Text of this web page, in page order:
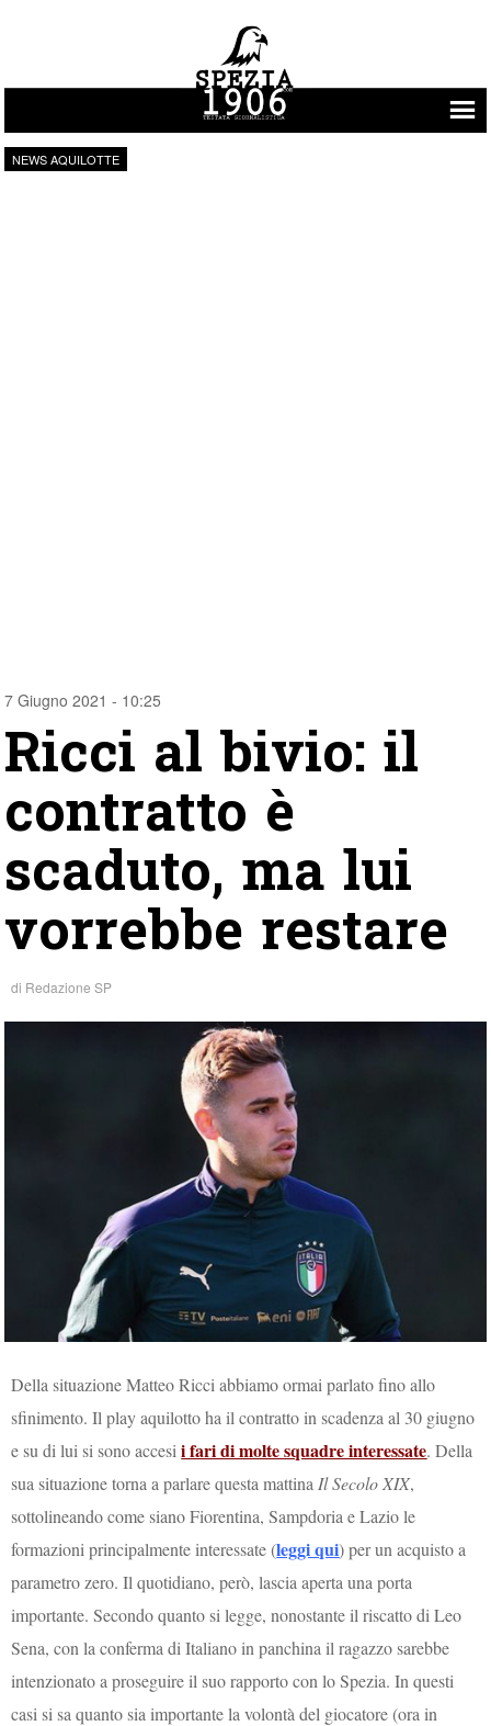
Vai al contenuto
NEWS AQUILOTTE
7 Giugno 2021 - 10:25
Ricci al bivio: il
contratto è
scaduto, ma lui
vorrebbe restare
di Redazione SP
Della situazione Matteo Ricci abbiamo ormai parlato fino allo
sfinimento. Il play aquilotto ha il contratto in scadenza al 30 giugno
e su di lui si sono accesii fari di molte squadre interessate. Della
sua situazione torna a parlare questa mattina Il Secolo XIX,
sottolineando come siano Fiorentina, Sampdoria e Lazio le
formazioni principalmente interessate (leggi qui) per un acquisto a
parametro zero. Il quotidiano, però, lascia aperta una porta
importante. Secondo quanto si legge, nonostante il riscatto di Leo
Sena, con la conferma di Italiano in panchina il ragazzo sarebbe
intenzionato a proseguire il suo rapporto con lo Spezia. In questi
casi si sa quanto sia importante la volontà del giocatore (ora in